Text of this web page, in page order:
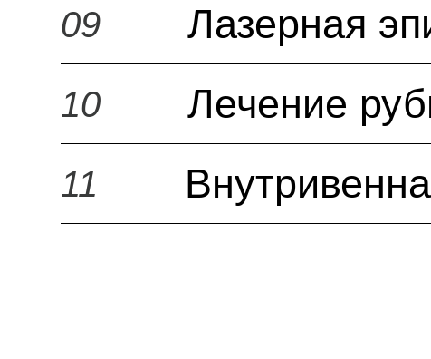
09 Лазерная
10 Лечение
11